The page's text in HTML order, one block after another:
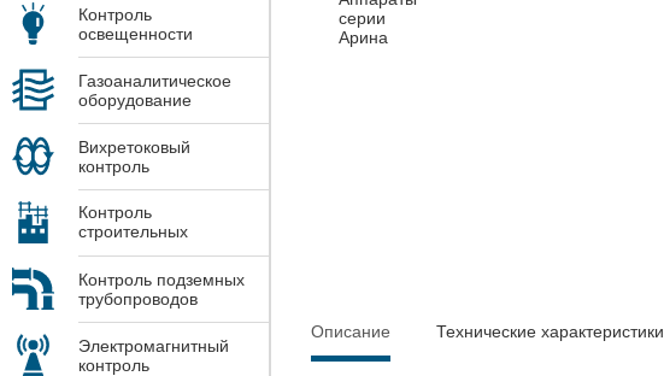
Контроль
освещенности
Газоаналитическое
оборудование
Вихретоковый
контроль
Контроль
строительных
Контроль подземных
трубопроводов
Электромагнитный
контроль
Описание Технические характеристики